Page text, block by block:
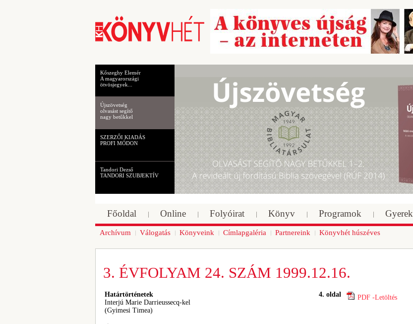
Kőszeghy Elemér
A magyarországi
ötvösjegyek...
Újszövetség
olvasást segítő
nagy betűkkel
SZERZŐI KIADÁS
PROFI MÓDON
Tandori Dezső
TANDORI SZUBJEKTÍV
Főoldal Online Folyóirat Könyv Programok Gyerek
Archívum Válogatás Könyveink Címlapgaléria Partnereink Könyvhét húszéves
3. ÉVFOLYAM 24. SZÁM 1999.12.16.
Határtörténetek
Interjú Marie Darrieussecq-kel
(Gyimesi Timea)
4. oldal PDF -Letöltés